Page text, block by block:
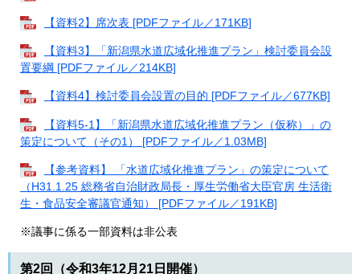
【資料2】席次表 [PDFファイル／171KB]
【資料3】「新潟県水道広域化推進プラン」検討委員会設
置要綱 [PDFファイル／214KB]
【資料4】検討委員会設置の目的 [PDFファイル／677KB]
【資料5-1】「新潟県水道広域化推進プラン（仮称）」の
策定について（その1） [PDFファイル／1.03MB]
【参考資料】 「水道広域化推進プラン」の策定について
（H31.1.25 総務省自治財政局長・厚生労働省大臣官房 生活衛
生・食品安全審議官通知） [PDFファイル／191KB]
※議事に係る一部資料は非公表
第2回（令和3年12月21日開催）